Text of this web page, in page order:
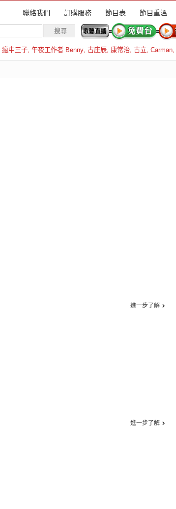
聯絡我們 訂購服務 節目表 節目重溫
瘋中三子, 午夜工作者 Benny, 古庄辰, 康常治, 古立, Carman,
進一步了解
進一步了解